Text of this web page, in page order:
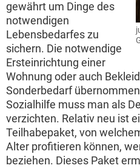
gewährt um Dinge des
notwendigen
Lebensbedarfes zu
sichern. Die notwendige
Ersteinrichtung einer
Wohnung oder auch
Sonderbedarf
Sozialhilfe muss man als
verzichten. Relativ neu ist
Teilhabepaket, von
Alter profitieren können,
beziehen. Dieses Paket